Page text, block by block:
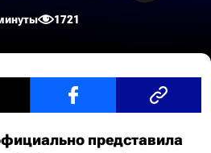
1721
представила